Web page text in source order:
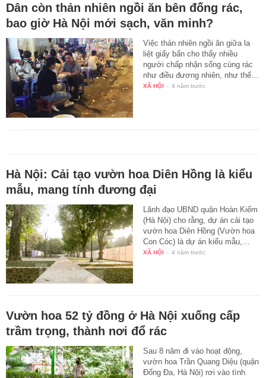
Dân còn thản nhiên ngồi ăn bên đống rác,
bao giờ Hà Nội mới sạch, văn minh?
Việc thản nhiên ngồi ăn giữa la
liệt giấy bẩn cho thấy nhiều
người chấp nhận sống cùng rác
như điều đương nhiên, như thế…
XÃ HỘI - 4 năm trước
Hà Nội: Cải tạo vườn hoa Diên Hồng là kiểu
mẫu, mang tính đương đại
Lãnh đạo UBND quận Hoàn Kiếm
(Hà Nội) cho rằng, dự án cải tạo
vườn hoa Diên Hồng (Vườn hoa
Con Cóc) là dự án kiểu mẫu,…
XÃ HỘI - 4 năm trước
Vườn hoa 52 tỷ đồng ở Hà Nội xuống cấp
trầm trọng, thành nơi đổ rác
Sau 8 năm đi vào hoạt động,
vườn hoa Trần Quang Diệu (quận
Đống Đa, Hà Nội) rơi vào tình